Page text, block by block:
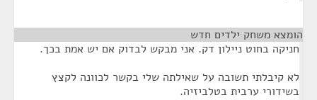
הומצא משחק ילדים חדש
חניקה בחוט ניילון דק. אני מבקש לבדוק אם יש אמת בכך.
לא קיבלתי תשובה על שאילתה שלי בקשר לכוונה לקצץ
בשידורי ערבית בטלביזיה.